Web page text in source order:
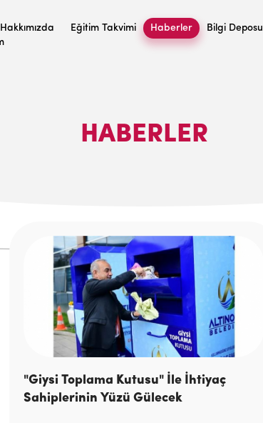
Hakkımızda Eğitim Takvimi Haberler Bilgi Deposu
HABERLER
"Giysi Toplama Kutusu" İle İhtiyaç
Sahiplerinin Yüzü Gülecek